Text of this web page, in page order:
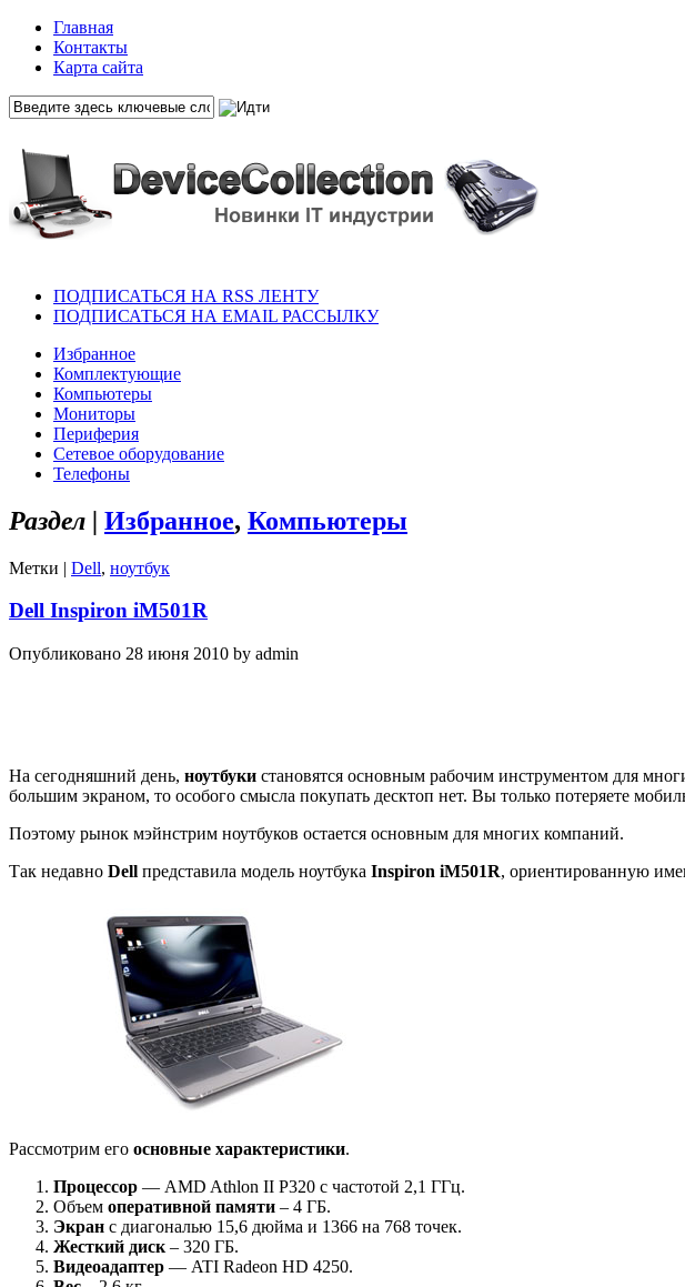
Главная
Контакты
Карта сайта
ПОДПИСАТЬСЯ НА RSS ЛЕНТУ
ПОДПИСАТЬСЯ НА EMAIL РАССЫЛКУ
Избранное
Комплектующие
Компьютеры
Мониторы
Периферия
Сетевое оборудование
Телефоны
Раздел | Избранное, Компьютеры
Метки | Dell, ноутбук
Dell Inspiron iM501R
Опубликовано 28 июня 2010 by admin
На сегодняшний день, ноутбуки становятся основным рабочим инструментом для
большим экраном, то особого смысла покупать десктоп нет. Вы только потеряете
Поэтому рынок мэйнстрим ноутбуков остается основным для многих компаний.
Так недавно Dell представила модель ноутбука Inspiron iM501R, ориентированную
Рассмотрим его основные характеристики.
Процессор — AMD Athlon II P320 с частотой 2,1 ГГц.
Объем оперативной памяти – 4 ГБ.
Экран с диагональю 15,6 дюйма и 1366 на 768 точек.
Жесткий диск – 320 ГБ.
Видеоадаптер — ATI Radeon HD 4250.